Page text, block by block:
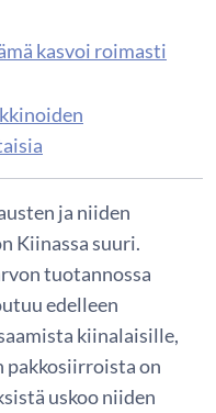
kasvoi roimasti
ja niiden
Kiinassa suuri.
tuotannossa
edelleen
kiinalaisille,
pakkosiirroista on
uskoo niiden